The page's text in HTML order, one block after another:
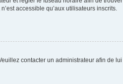
accessible qu’aux utilisateurs inscrits.
contacter un administrateur afin de lui